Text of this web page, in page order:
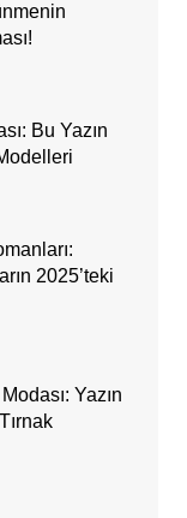
Bu Yazın
2025’teki
Yazın